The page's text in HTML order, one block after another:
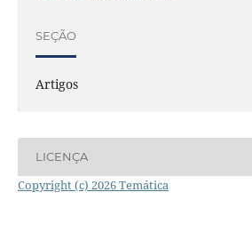
SEÇÃO
Artigos
LICENÇA
Copyright (c) 2026 Temática